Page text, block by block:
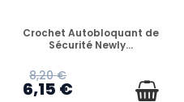
EN STOCK
Crochet Autobloquant de
Sécurité Newly...
8,20 €
6,15 €